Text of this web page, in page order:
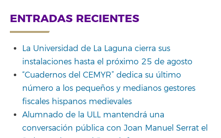
ENTRADAS RECIENTES
La Universidad de La Laguna cierra sus
instalaciones hasta el próximo 25 de agosto
“Cuadernos del CEMYR” dedica su último
número a los pequeños y medianos gestores
fiscales hispanos medievales
Alumnado de la ULL mantendrá una
conversación pública con Joan Manuel Serrat el